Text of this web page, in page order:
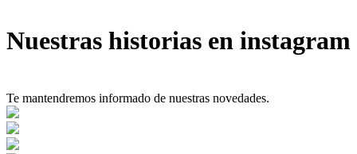
Nuestras historias en instagram
Te mantendremos informado de nuestras novedades.